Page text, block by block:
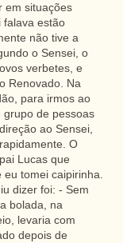
em situações
falava estão
não tive a
o Sensei, o
verbetes, e
Renovado. Na
para irmos ao
de pessoas
ao Sensei,
O
Lucas que
tomei caipirinha.
dizer foi: - Sem
bolada, na
levaria com
depois de